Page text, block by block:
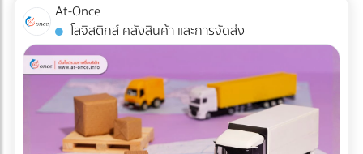
งาน ระบบระบายน้ำใต้ดิน (Subsurface Drainage): วางท่อเจาะรู
ใต้ดินเพื่อลดระดับน้ำใต้ดิน ป้องกันดินอ่อนตัว บ่อพักน้ำและปั๊ม
น้ำ (Retention Ponds & Pump Stations): สร้างบ่อพักน้ำ
ชั่วคราวในจุดที่ต่ำที่สุด และใช้ปั๊มน้ำบาดาลหรือเครื่องสูบน้ำขนาด
ใหญ่ สูบน้ำออกสู่แหล่งน้ำสาธารณะอย่างรวดเร็ว ผลลัพธ์ที่ได้
และคำแนะนำสำหรับ Site Manager จากการวางระบบระบายน้ำ
อย่างรัดกุม โครงการสามารถดำเนินงานต่อได้ 100% ตลอดฤดู
ฝน อายุการใช้งานของเครื่องจักรไม่สั้นลง และไม่มีค่าซ่อมบำรุง
และเสียต้นทุน ในปี 2026 AI ตรวจสอบคุณภาพ และ Machine
Learning โรงงาน ได้เข้ามาปฏิวัติเครื่องตรวจจับสิ่งแปลกปลอม
ไปสู่ยุคใหม่ที่แม่นยำกว่าเดิมเพื่อแก้ปัญหา False Reject อย่าง
จริงจัง ซึ่งถือเป็นมาตรฐานใหม่ที่โรงงานอาหารในไทยต้องเริ่ม
ปรับตัวตามแนวทางสากลนี้ Machine Learning เปลี่ยนการ
ทำงานของเครื่อง X-ray อย่างไร? เทคโนโลยี X-ray
อุตสาหกรรมอาหาร 2026 ใช้ระบบ AI ในการทำ Anomaly
At-Once
โลจิสติกส์ คลังสินค้า และการจัดส่ง